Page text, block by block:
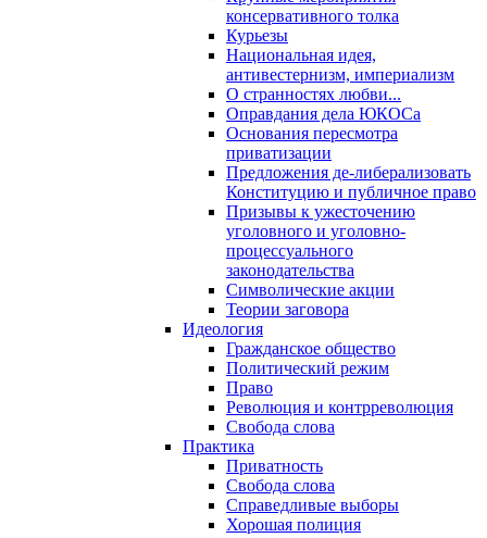
консервативного толка
Курьезы
Национальная идея,
антивестернизм, империализм
О странностях любви...
Оправдания дела ЮКОСа
Основания пересмотра
приватизации
Предложения де-либерализовать
Конституцию и публичное право
Призывы к ужесточению
уголовного и уголовно-
процессуального
законодательства
Символические акции
Теории заговора
Идеология
Гражданское общество
Политический режим
Право
Революция и контрреволюция
Свобода слова
Практика
Приватность
Свобода слова
Справедливые выборы
Хорошая полиция